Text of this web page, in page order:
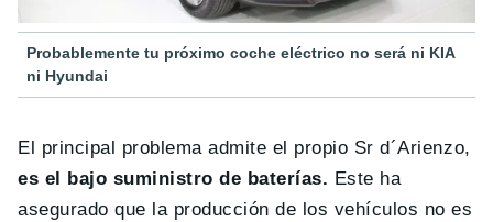
Probablemente tu próximo coche eléctrico no será ni KIA
ni Hyundai
El principal problema admite el propio Sr d´Arienzo,
es el bajo suministro de baterías. Este ha
asegurado que la producción de los vehículos no es